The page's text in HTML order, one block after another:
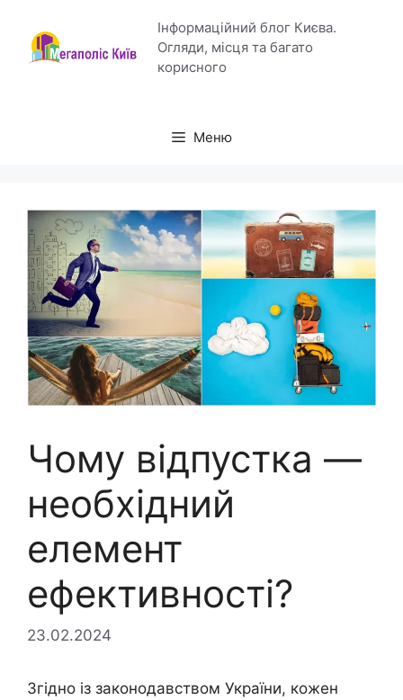
вмісту
Інформаційний блог Києва.
Огляди, місця та багато
корисного
Меню
Чому відпустка —
необхідний
елемент
ефективності?
23.02.2024
Згідно із законодавством України, кожен